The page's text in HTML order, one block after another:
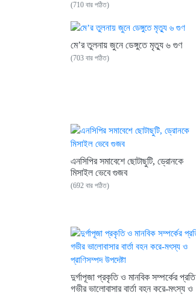
(710 বার পঠিত)
মে’র তুলনায় জুনে ডেঙ্গুতে মৃত্যু ৬ গুণ
(703 বার পঠিত)
এনসিপির সমাবেশে ছোটাছুটি, ড্রোনকে
মিসাইল ভেবে গুজব
(692 বার পঠিত)
দুর্গাপূজা প্রকৃতি ও মানবিক সম্পর্কের প্রতি
গভীর ভালোবাসার বার্তা বহন করে-মৎস্য ও